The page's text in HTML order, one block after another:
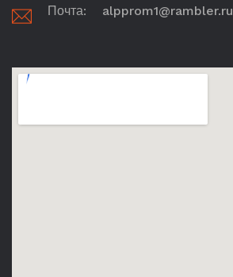
Почта: alpprom1@rambler.ru